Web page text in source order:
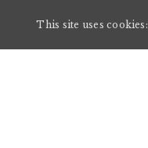
This site uses